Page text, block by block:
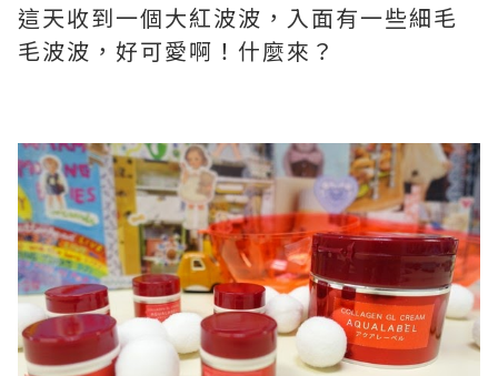
這天收到一個大紅波波，入面有一些細毛
毛波波，好可愛啊！什麼來？